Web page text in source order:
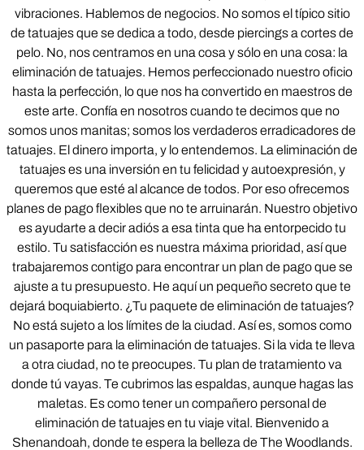
vibraciones. Hablemos de negocios. No somos el típico sitio
de tatuajes que se dedica a todo, desde piercings a cortes de
pelo. No, nos centramos en una cosa y sólo en una cosa: la
eliminación de tatuajes. Hemos perfeccionado nuestro oficio
hasta la perfección, lo que nos ha convertido en maestros de
este arte. Confía en nosotros cuando te decimos que no
somos unos manitas; somos los verdaderos erradicadores de
tatuajes. El dinero importa, y lo entendemos. La eliminación de
tatuajes es una inversión en tu felicidad y autoexpresión, y
queremos que esté al alcance de todos. Por eso ofrecemos
planes de pago flexibles que no te arruinarán. Nuestro objetivo
es ayudarte a decir adiós a esa tinta que ha entorpecido tu
estilo. Tu satisfacción es nuestra máxima prioridad, así que
trabajaremos contigo para encontrar un plan de pago que se
ajuste a tu presupuesto. He aquí un pequeño secreto que te
dejará boquiabierto. ¿Tu paquete de eliminación de tatuajes?
No está sujeto a los límites de la ciudad. Así es, somos como
un pasaporte para la eliminación de tatuajes. Si la vida te lleva
a otra ciudad, no te preocupes. Tu plan de tratamiento va
donde tú vayas. Te cubrimos las espaldas, aunque hagas las
maletas. Es como tener un compañero personal de
eliminación de tatuajes en tu viaje vital. Bienvenido a
Shenandoah, donde te espera la belleza de The Woodlands.